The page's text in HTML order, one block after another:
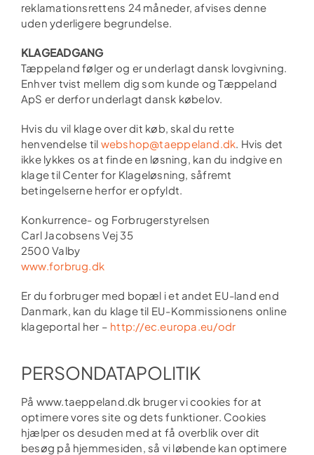
reklamationsrettens 24 måneder, afvises denne
uden yderligere begrundelse.
KLAGEADGANG
Tæppeland følger og er underlagt dansk lovgivning.
Enhver tvist mellem dig som kunde og Tæppeland
ApS er derfor underlagt dansk købelov.
Hvis du vil klage over dit køb, skal du rette
henvendelse til webshop@taeppeland.dk. Hvis det
ikke lykkes os at finde en løsning, kan du indgive en
klage til Center for Klageløsning, såfremt
betingelserne herfor er opfyldt.
Konkurrence- og Forbrugerstyrelsen
Carl Jacobsens Vej 35
2500 Valby
www.forbrug.dk
Er du forbruger med bopæl i et andet EU-land end
Danmark, kan du klage til EU-Kommissionens online
klageportal her – http://ec.europa.eu/odr
PERSONDATAPOLITIK
På www.taeppeland.dk bruger vi cookies for at
optimere vores site og dets funktioner. Cookies
hjælper os desuden med at få overblik over dit
besøg på hjemmesiden, så vi løbende kan optimere